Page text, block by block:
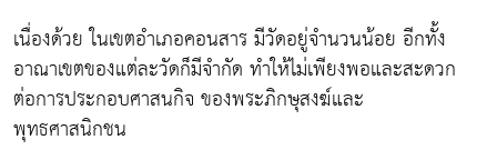
เนื่องด้วย ในเขตอำเภอคอนสาร มีวัดอยู่จำนวนน้อย อีกทั้ง
อาณาเขตของแต่ละวัดก็มีจำกัด ทำให้ไม่เพียงพอและสะดวก
ต่อการประกอบศาสนกิจ ของพระภิกษุสงฆ์และ
พุทธศาสนิกชน